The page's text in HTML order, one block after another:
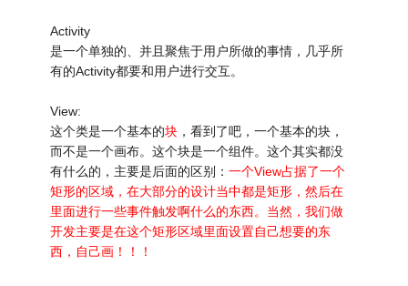
Activity
是一个单独的、并且聚焦于用户所做的事情，几乎所
有的Activity都要和用户进行交互。
View:
这个类是一个基本的块 ，看到了吧，一个基本的块，
而不是一个画布。这个块是一个组件。这个其实都没
有什么的，主要是后面的区别：一个View占据了一个
矩形的区域，在大部分的设计当中都是矩形，然后在
里面进行一些事件触发啊什么的东西。当然，我们做
开发主要是在这个矩形区域里面设置自己想要的东
西，自己画！！！